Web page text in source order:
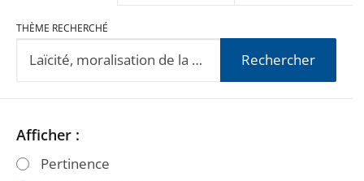
THÈME RECHERCHÉ
Rechercher
Passer
les
Passer
les
Afficher :
Pertinence